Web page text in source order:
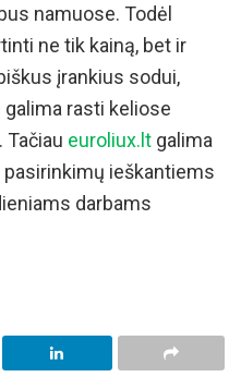
namuose. Todėl
ne tik kainą, bet ir
įrankius sodui,
rasti keliose
euroliux.lt galima
ieškantiems
darbams